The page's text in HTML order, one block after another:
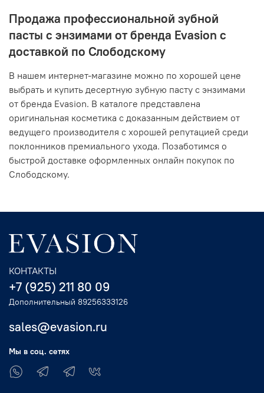
Продажа профессиональной зубной
пасты с энзимами от бренда Evasion с
доставкой по Слободскому
В нашем интернет-магазине можно по хорошей цене
выбрать и купить десертную зубную пасту с энзимами
от бренда Evasion. В каталоге представлена
оригинальная косметика с доказанным действием от
ведущего производителя с хорошей репутацией среди
поклонников премиального ухода. Позаботимся о
быстрой доставке оформленных онлайн покупок по
Слободскому.
КОНТАКТЫ
+7 (925) 211 80 09
Дополнительный 89256333126
sales@evasion.ru
Мы в соц. сетях